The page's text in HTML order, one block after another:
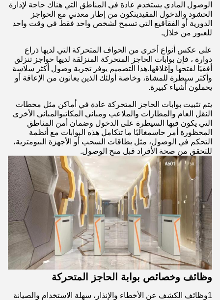
الوصول المادي يستخدم عادة في المناطق التي هناك حاجة لإدارة
الحشود والدخول المقيديتكون من إطار معدني مع الحواجز
الدورية أو الفقاقيع التي تسمح لشخص واحد فقط في وقت واحد
للعبور من خلال.
على عكس أنواع أخرى من الحواف المتحركة التي لديها ذراع
دوارة ، فإن بوابات الحاجز المتحركة المنزلقة لديها حواجز تنزلق
أفقيًا لفتحها وإغلاقها.هذا التصميم يوفر تجربة وصول أكثر سلاسة
وأكثر سيطرة للمشاة، وخاصة أولئك الذين يعانون من الإعاقة أو
يحملون أشياء كبيرة.
يتم تثبيت بوابات الحاجز المتحركة عادة في أماكن مثل محطات
النقل العام والمطارات والملاعب ومباني المكاتبوالمباني الأخرى
التي يكون فيها السيطرة على الدخول وضمان أمن المناطق
المحظورة أمر حاسمغالبًا ما تتكامل هذه البوابات مع أنظمة
التحكم في الوصول، مثل بطاقات السحب أو الأجهزة البيومترية،
للتحقق من صحة الأفراد قبل منح الوصول.
وظائف وخصائص بوابة الحاجز المتحركة
1وظائف الكشف عن الأخطاء والإنذار، سهلة الاستخدام والصيانة